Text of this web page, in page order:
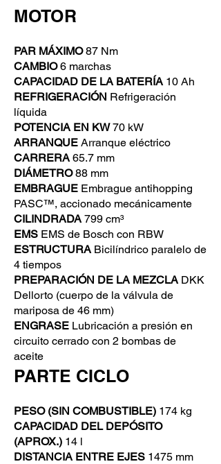
MOTOR
PAR MÁXIMO87 Nm
CAMBIO6 marchas
CAPACIDAD DE LA BATERÍA 10 Ah
REFRIGERACIÓN Refrigeración
líquida
POTENCIA EN KW70 kW
ARRANQUE Arranque eléctrico
CARRERA 65.7 mm
DIÁMETRO88 mm
EMBRAGUE Embrague antihopping
PASC™, accionado mecánicamente
CILINDRADA 799 cm³
EMS EMS de Bosch con RBW
ESTRUCTURA Bicilíndrico paralelo de
4 tiempos
PREPARACIÓN DE LA MEZCLA DKK
Dellorto (cuerpo de la válvula de
mariposa de 46 mm)
ENGRASE Lubricación a presión en
circuito cerrado con 2 bombas de
aceite
PARTE CICLO
PESO (SIN COMBUSTIBLE) 174 kg
CAPACIDAD DEL DEPÓSITO
(APROX.) 14 l
DISTANCIA ENTRE EJES 1475 mm